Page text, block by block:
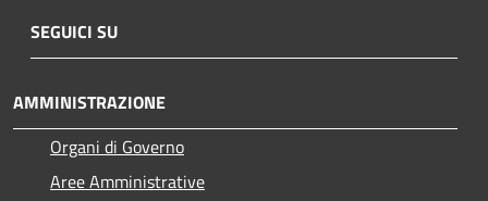
SEGUICI SU
AMMINISTRAZIONE
Organi di Governo
Aree Amministrative